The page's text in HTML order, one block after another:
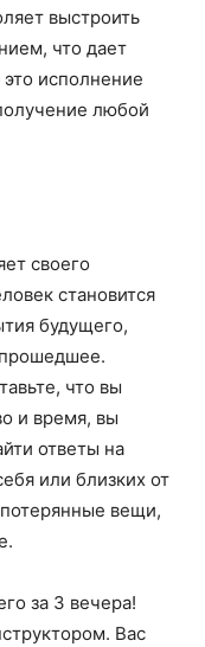
выстроить
что дает
исполнение
любой
своего
становится
будущего,
прошедшее.
что вы
и время, вы
ответы на
или близких от
вещи,
за 3 вечера!
Вас